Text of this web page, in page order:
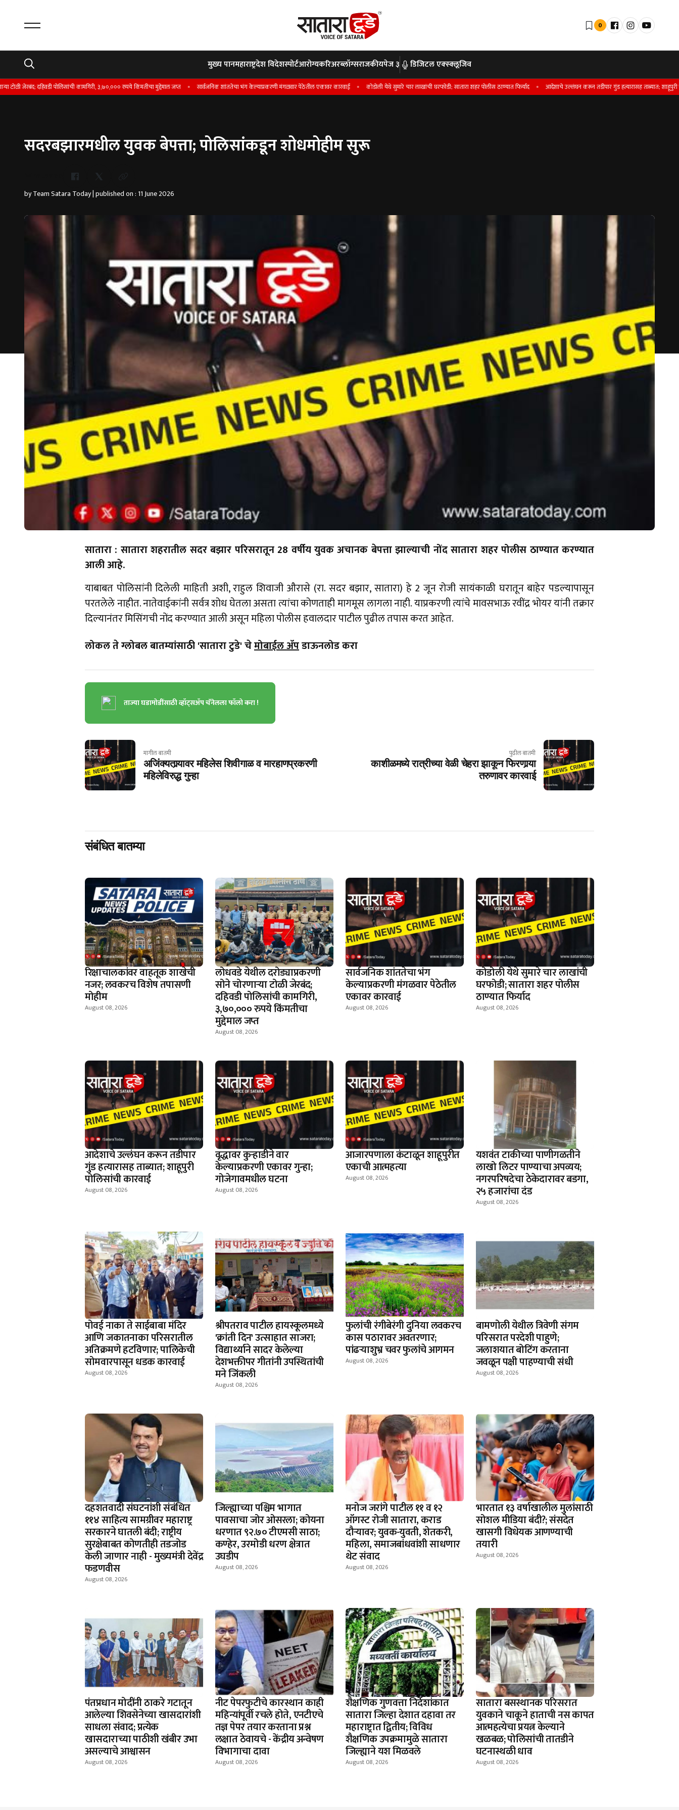
0
मुख्य पानमहाराष्ट्रदेश विदेशस्पोर्टआरोग्यकरिअरब्लॉग्सराजकीयपेज ३ डिजिटल एक्स्क्लूजिव
जेरबंद; दहिवडी पोलिसांची कामगिरी, ३,७०,००० रुपये किंमतीचा मुद्देमाल जप्त सार्वजनिक शांततेचा भंग केल्याप्रकरणी मंगळवार पेठेतील एकावर कारवाई कोडोली येथे सुमारे चार लाखांची घरफोडी; सातारा शहर पोलीस ठाण्यात फिर्याद आदेशाचे उल्लंघन करून तडीपार गुंड हत्यारासह ताब्यात; शाहूपुरी
सदरबझारमधील युवक बेपत्ता; पोलिसांकडून शोधमोहीम सुरू
by Team Satara Today | published on : 11 June 2026
सातारा : सातारा शहरातील सदर बझार परिसरातून 28 वर्षीय युवक अचानक बेपत्ता झाल्याची नोंद सातारा शहर पोलीस ठाण्यात करण्यात
आली आहे.
याबाबत पोलिसांनी दिलेली माहिती अशी, राहुल शिवाजी औरासे (रा. सदर बझार, सातारा) हे 2 जून रोजी सायंकाळी घरातून बाहेर पडल्यापासून
परतलेले नाहीत. नातेवाईकांनी सर्वत्र शोध घेतला असता त्यांचा कोणताही मागमूस लागला नाही. याप्रकरणी त्यांचे मावसभाऊ रवींद्र भोयर यांनी तक्रार
दिल्यानंतर मिसिंगची नोंद करण्यात आली असून महिला पोलीस हवालदार पाटील पुढील तपास करत आहेत.
लोकल ते ग्लोबल बातम्यांसाठी 'सातारा टुडे' चेमोबाईल ॲपडाऊनलोड करा
ताज्या घडामोडींसाठी व्हॉट्सॲप चॅनेलला फॉलो करा !
मागील बातमी
अजिंक्यतार्‍यावर महिलेस शिवीगाळ व मारहाणप्रकरणी
महिलेविरुद्ध गुन्हा
पुढील बातमी
काशीळमध्ये रात्रीच्या वेळी चेहरा झाकून फिरणार्‍या
तरुणावर कारवाई
संबंधित बातम्या
रिक्षाचालकांवर वाहतूक शाखेची
नजर; लवकरच विशेष तपासणी
मोहीम
August 08, 2026
लोधवडे येथील दरोड्याप्रकरणी
सोने चोरणाऱ्या टोळी जेरबंद;
दहिवडी पोलिसांची कामगिरी,
३,७०,००० रुपये किंमतीचा
मुद्देमाल जप्त
August 08, 2026
सार्वजनिक शांततेचा भंग
केल्याप्रकरणी मंगळवार पेठेतील
एकावर कारवाई
August 08, 2026
कोडोली येथे सुमारे चार लाखांची
घरफोडी; सातारा शहर पोलीस
ठाण्यात फिर्याद
August 08, 2026
आदेशाचे उल्लंघन करून तडीपार
गुंड हत्यारासह ताब्यात; शाहूपुरी
पोलिसांची कारवाई
August 08, 2026
वृद्धावर कुऱ्हाडीने वार
केल्याप्रकरणी एकावर गुन्हा;
गोजेगावमधील घटना
August 08, 2026
आजारपणाला कंटाळून शाहूपुरीत
एकाची आत्महत्या
August 08, 2026
यशवंत टाकीच्या पाणीगळतीने
लाखो लिटर पाण्याचा अपव्यय;
नगरपरिषदेचा ठेकेदारावर बडगा,
२५ हजारांचा दंड
August 08, 2026
पोवई नाका ते साईबाबा मंदिर
आणि जकातनाका परिसरातील
अतिक्रमणे हटविणार; पालिकेची
सोमवारपासून धडक कारवाई
August 08, 2026
श्रीपतराव पाटील हायस्कूलमध्ये
'क्रांती दिन' उत्साहात साजरा;
विद्यार्थ्याने सादर केलेल्या
देशभक्तीपर गीतांनी उपस्थितांची
मने जिंकली
August 08, 2026
फुलांची रंगीबेरंगी दुनिया लवकरच
कास पठारावर अवतरणार;
पांढऱ्याशुभ्र चवर फुलांचे आगमन
August 08, 2026
बामणोली येथील त्रिवेणी संगम
परिसरात परदेशी पाहुणे;
जलाशयात बोटिंग करताना
जवळून पक्षी पाहण्याची संधी
August 08, 2026
दहशतवादी संघटनांशी संबंधित
११४ साहित्य सामग्रीवर महाराष्ट्र
सरकारने घातली बंदी; राष्ट्रीय
सुरक्षेबाबत कोणतीही तडजोड
केली जाणार नाही - मुख्यमंत्री देवेंद्र
फडणवीस
August 08, 2026
जिल्ह्याच्या पश्चिम भागात
पावसाचा जोर ओसरला; कोयना
धरणात ९२.७० टीएमसी साठा;
कण्हेर, उरमोडी धरण क्षेत्रात
उघडीप
August 08, 2026
मनोज जरांगे पाटील ११ व १२
ऑगस्ट रोजी सातारा, कराड
दौऱ्यावर; युवक-युवती, शेतकरी,
महिला, समाजबांधवांशी साधणार
थेट संवाद
August 08, 2026
भारतात १३ वर्षाखालील मुलांसाठी
सोशल मीडिया बंदी?; संसदेत
खासगी विधेयक आणण्याची
तयारी
August 08, 2026
पंतप्रधान मोदींनी ठाकरे गटातून
आलेल्या शिवसेनेच्या खासदारांशी
साधला संवाद; प्रत्येक
खासदाराच्या पाठीशी खंबीर उभा
असल्याचे आश्वासन
August 08, 2026
नीट पेपरफुटीचे कारस्थान काही
महिन्यांपूर्वी रचले होते, एनटीएचे
तज्ञ पेपर तयार करताना प्रश्न
लक्षात ठेवायचे - केंद्रीय अन्वेषण
विभागाचा दावा
August 08, 2026
शैक्षणिक गुणवत्ता निर्देशांकात
सातारा जिल्हा देशात दहावा तर
महाराष्ट्रात द्वितीय; विविध
शैक्षणिक उपक्रमामुळे सातारा
जिल्ह्याने यश मिळवले
August 08, 2026
सातारा बसस्थानक परिसरात
युवकाने चाकूने हाताची नस कापत
आत्महत्येचा प्रयत्न केल्याने
खळबळ; पोलिसांची तातडीने
घटनास्थळी धाव
August 08, 2026